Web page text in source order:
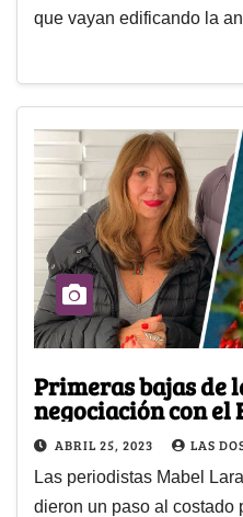
que vayan edificando la
Primeras bajas de
negociación con el
ABRIL 25, 2023 LAS
Las periodistas Mabel
dieron un paso al costado